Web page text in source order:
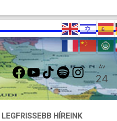
FACEBOOKYOUTUBETIKTOKSPOTIFYINSTAGRAMÁV
24
LEGFRISSEBB HÍREINK